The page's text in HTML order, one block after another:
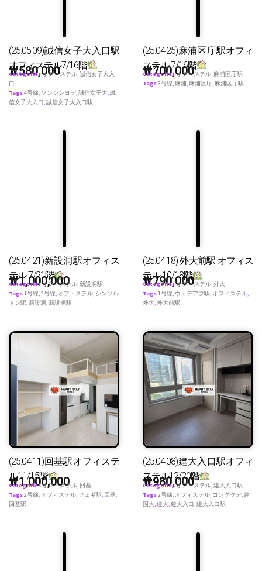
(25.05.09)誠信女子大入口駅
オフィステル7/16階
₩580,000
Categoriesオフィステル,誠信女子大入
口
Tags4号線, ソンシンヨデ,誠信女子大,誠
信女子大入口,誠信女子大入口駅
(25.04.25)麻浦区庁駅オフィ
ステル 7/16階
₩700,000
Categoriesオフィステル, 麻浦区庁駅
Tags6号線, 麻浦, 麻浦区庁, 麻浦区庁駅
(25.04.21)新設洞駅オフィス
テル 7/21階
₩1,000,000
Categoriesオフィステル,新設洞駅
Tags1号線,2号線, オフィステル, シンソル
ドン駅,新設洞 ,新設洞駅
(25.04.18) 外大前駅 オフィス
テル 10/18階
₩790,000
Categoriesオフィステル,外大
Tags1号線, ウェデアプ駅, オフィステル,
外大,外大前駅
(25.04.11)回基駅オフィステ
ル11/15階
₩1,000,000
Categoriesオフィステル, 回基
Tags2号線, オフィステル, フェギ駅, 回基,
回基駅
(25.04.08)建大入口駅オフィ
ステル12/20階
₩980,000
Categoriesオフィステル,建大入口駅
Tags2号線, オフィステル, コングクデ,建
国大,建大,建大入口,建大入口駅